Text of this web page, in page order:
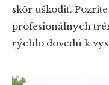
skôr uškodiť.
profesionálnych
rýchlo dovedú k